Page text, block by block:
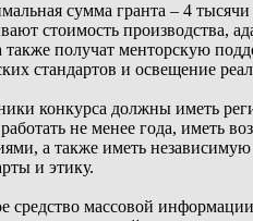
сумма гранта – 4
стоимость производства,
получат менторскую
стандартов и освещение
конкурса должны иметь
не менее года, иметь
а также иметь
и этику.
средство массовой